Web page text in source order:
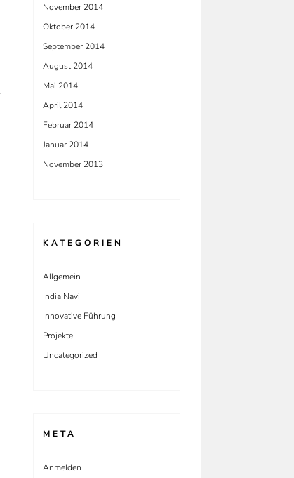
November 2014
Oktober 2014
September 2014
August 2014
Mai 2014
April 2014
Februar 2014
Januar 2014
November 2013
KATEGORIEN
Allgemein
India Navi
Innovative Führung
Projekte
Uncategorized
META
Anmelden